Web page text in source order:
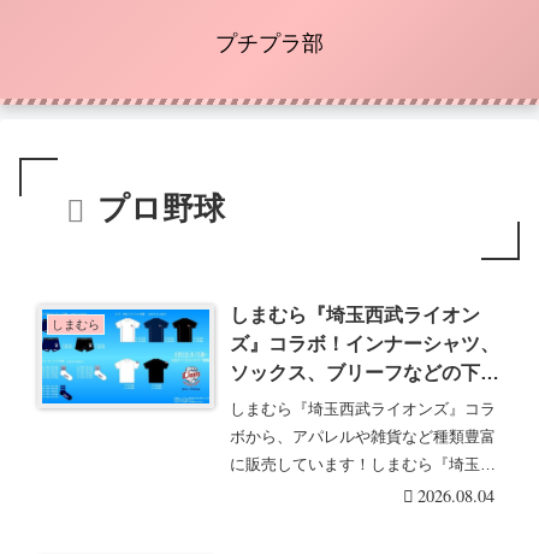
プチプラ部
プロ野球
しまむら
しまむら『埼玉西武ライオン
ズ』コラボ！インナーシャツ、
ソックス、ブリーフなどの下着
が2026/8/5より新発売！再販売
は？品番、種類、販売方法まと
め！
しまむら『埼玉西武ライオンズ』コラ
ボから、アパレルや雑貨など種類豊富
に販売しています！しまむら『埼玉西
武ライオンズ』コラ・・・続きを読む
2026.08.04